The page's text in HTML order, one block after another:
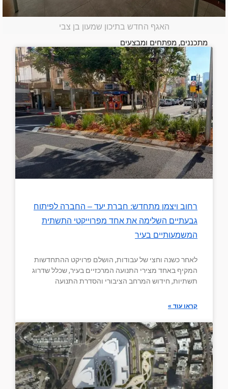
האגף החדש בתיכון שמעון בן צבי
מתכננים, מפתחים ומבצעים
רחוב ויצמן מתחדש: חברת יעד – החברה לפיתוח
גבעתיים השלימה את אחד מפרוייקטי התשתית
המשמעותיים בעיר
לאחר כשנה וחצי של עבודות, הושלם פרויקט ההתחדשות
המקיף באחד מצירי התנועה המרכזיים בעיר, שכלל שדרוג
תשתיות, חידוש המרחב הציבורי והסדרת התנועה
קראו עוד »